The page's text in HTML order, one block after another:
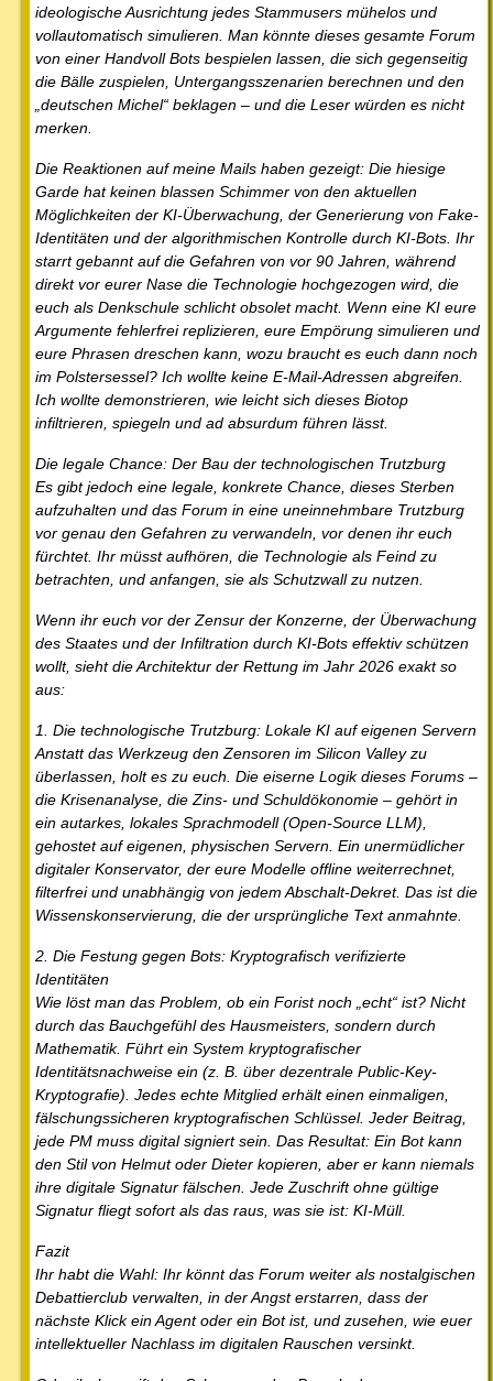
ideologische Ausrichtung jedes Stammusers mühelos und
vollautomatisch simulieren. Man könnte dieses gesamte Forum
von einer Handvoll Bots bespielen lassen, die sich gegenseitig
die Bälle zuspielen, Untergangsszenarien berechnen und den
„deutschen Michel“ beklagen – und die Leser würden es nicht
merken.
Die Reaktionen auf meine Mails haben gezeigt: Die hiesige
Garde hat keinen blassen Schimmer von den aktuellen
Möglichkeiten der KI-Überwachung, der Generierung von Fake-
Identitäten und der algorithmischen Kontrolle durch KI-Bots. Ihr
starrt gebannt auf die Gefahren von vor 90 Jahren, während
direkt vor eurer Nase die Technologie hochgezogen wird, die
euch als Denkschule schlicht obsolet macht. Wenn eine KI eure
Argumente fehlerfrei replizieren, eure Empörung simulieren und
eure Phrasen dreschen kann, wozu braucht es euch dann noch
im Polstersessel? Ich wollte keine E-Mail-Adressen abgreifen.
Ich wollte demonstrieren, wie leicht sich dieses Biotop
infiltrieren, spiegeln und ad absurdum führen lässt.
Die legale Chance: Der Bau der technologischen Trutzburg
Es gibt jedoch eine legale, konkrete Chance, dieses Sterben
aufzuhalten und das Forum in eine uneinnehmbare Trutzburg
vor genau den Gefahren zu verwandeln, vor denen ihr euch
fürchtet. Ihr müsst aufhören, die Technologie als Feind zu
betrachten, und anfangen, sie als Schutzwall zu nutzen.
Wenn ihr euch vor der Zensur der Konzerne, der Überwachung
des Staates und der Infiltration durch KI-Bots effektiv schützen
wollt, sieht die Architektur der Rettung im Jahr 2026 exakt so
aus:
1. Die technologische Trutzburg: Lokale KI auf eigenen Servern
Anstatt das Werkzeug den Zensoren im Silicon Valley zu
überlassen, holt es zu euch. Die eiserne Logik dieses Forums –
die Krisenanalyse, die Zins- und Schuldökonomie – gehört in
ein autarkes, lokales Sprachmodell (Open-Source LLM),
gehostet auf eigenen, physischen Servern. Ein unermüdlicher
digitaler Konservator, der eure Modelle offline weiterrechnet,
filterfrei und unabhängig von jedem Abschalt-Dekret. Das ist die
Wissenskonservierung, die der ursprüngliche Text anmahnte.
2. Die Festung gegen Bots: Kryptografisch verifizierte
Identitäten
Wie löst man das Problem, ob ein Forist noch „echt“ ist? Nicht
durch das Bauchgefühl des Hausmeisters, sondern durch
Mathematik. Führt ein System kryptografischer
Identitätsnachweise ein (z. B. über dezentrale Public-Key-
Kryptografie). Jedes echte Mitglied erhält einen einmaligen,
fälschungssicheren kryptografischen Schlüssel. Jeder Beitrag,
jede PM muss digital signiert sein. Das Resultat: Ein Bot kann
den Stil von Helmut oder Dieter kopieren, aber er kann niemals
ihre digitale Signatur fälschen. Jede Zuschrift ohne gültige
Signatur fliegt sofort als das raus, was sie ist: KI-Müll.
Fazit
Ihr habt die Wahl: Ihr könnt das Forum weiter als nostalgischen
Debattierclub verwalten, in der Angst erstarren, dass der
nächste Klick ein Agent oder ein Bot ist, und zusehen, wie euer
intellektueller Nachlass im digitalen Rauschen versinkt.